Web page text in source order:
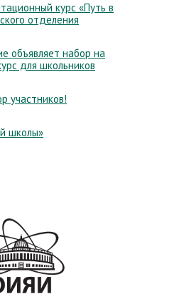
курс «Путь в
отделения
объявляет набор на
для школьников
участников!
школы»